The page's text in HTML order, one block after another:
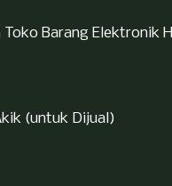
Toko Barang Elektronik
(untuk Dijual)